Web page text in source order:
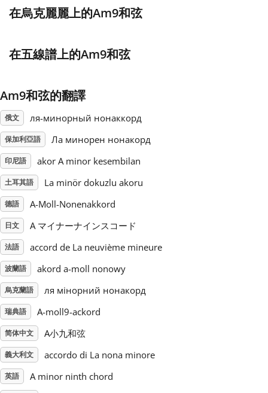
Русский
Svenska
Tiếng Việt
Türkçe
简体中文
繁體中文
在烏克麗麗上的Am9和弦
在五線譜上的Am9和弦
Am9和弦的翻譯
俄文 ля-минорный нонаккорд
保加利亞語 Ла минорен нонакорд
印尼語 akor A minor kesembilan
土耳其語 La minör dokuzlu akoru
德語 A-Moll-Nonenakkord
日文 A マイナーナインスコード
法語 accord de La neuvième mineure
波蘭語 akord a-moll nonowy
烏克蘭語 ля мінорний нонакорд
瑞典語 A-moll9-ackord
简体中文 A小九和弦
義大利文 accordo di La nona minore
英語 A minor ninth chord